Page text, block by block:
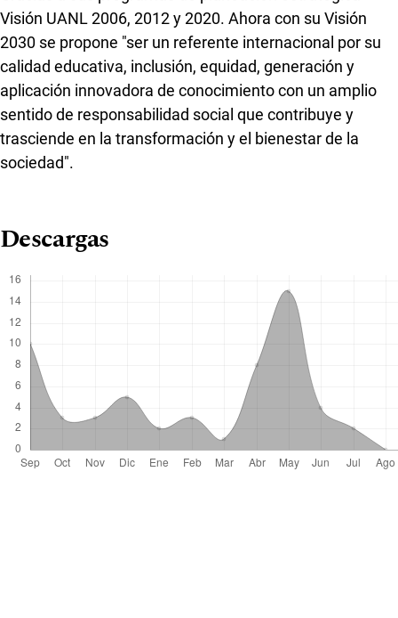
Visión UANL 2006, 2012 y 2020. Ahora con su Visión
2030 se propone "ser un referente internacional por su
calidad educativa, inclusión, equidad, generación y
aplicación innovadora de conocimiento con un amplio
sentido de responsabilidad social que contribuye y
trasciende en la transformación y el bienestar de la
sociedad".
Descargas